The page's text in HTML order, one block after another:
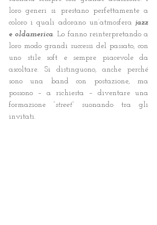
loro generi si prestano perfettamente a
coloro i quali adorano un’atmosfera jazz
e oldamerica. Lo fanno reinterpretando a
loro modo grandi successi del passato, con
uno stile soft e sempre piacevole da
ascoltare. Si distinguono, anche perché
sono una band con postazione, ma
possono – a richiesta – diventare una
formazione “street” suonando tra gli
invitati.